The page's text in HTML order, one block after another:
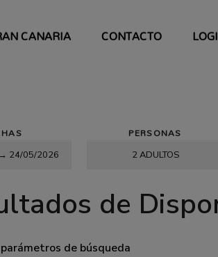
CANARIA CONTACTO
PERSONAS
de
de búsqueda